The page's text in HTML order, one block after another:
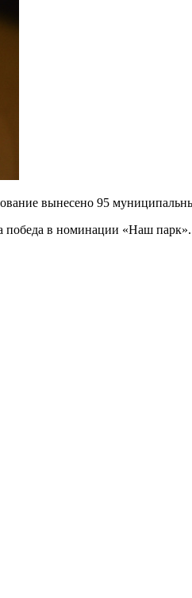
вынесено 95
победа в номинации «Наш парк».